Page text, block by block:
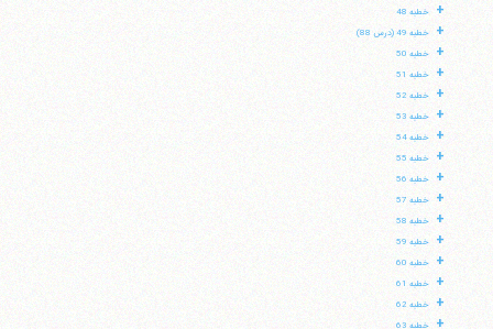
+ خطبه 48
+ خطبه 49 (درس 88)
+ خطبه 50
+ خطبه 51
+ خطبه 52
+ خطبه 53
+ خطبه 54
+ خطبه 55
+ خطبه 56
+ خطبه 57
+ خطبه 58
+ خطبه 59
+ خطبه 60
+ خطبه 61
+ خطبه 62
+ خطبه 63